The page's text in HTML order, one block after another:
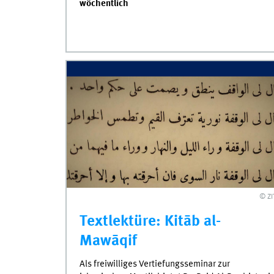
wöchentlich
©
Textlektüre: Kitāb al-
Mawāqif
Als freiwilliges Vertiefungsseminar zur